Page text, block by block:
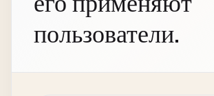
пользователи.